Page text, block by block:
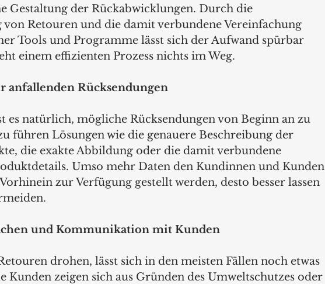
Gestaltung der Rückabwicklungen. Durch die
von Retouren und die damit verbundene Vereinfachung
Tools und Programme lässt sich der Aufwand spürbar
einem effizienten Prozess nichts im Weg.
anfallenden Rücksendungen
es natürlich, mögliche Rücksendungen von Beginn an zu
führen Lösungen wie die genauere Beschreibung der
die exakte Abbildung oder die damit verbundene
Umso mehr Daten den Kundinnen und Kunden
zur Verfügung gestellt werden, desto besser lassen
und Kommunikation mit Kunden
drohen, lässt sich in den meisten Fällen noch etwas
Kunden zeigen sich aus Gründen des Umweltschutzes oder